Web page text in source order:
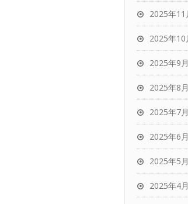
2025年11
2025年10
2025年9月
2025年8月
2025年7月
2025年6月
2025年5月
2025年4月